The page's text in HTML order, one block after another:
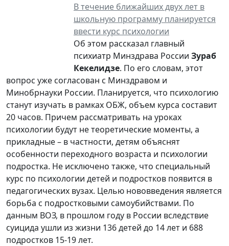
В течение ближайших двух лет в
школьную программу планируется
ввести курс психологии
Об этом рассказал главный
психиатр Минздрава России Зураб
Кекелидзе. По его словам, этот
вопрос уже согласован с Минздравом и
Минобрнауки России. Планируется, что психологию
станут изучать в рамках ОБЖ, объем курса составит
20 часов. Причем рассматривать на уроках
психологии будут не теоретические моменты, а
прикладные – в частности, детям объяснят
особенности переходного возраста и психологии
подростка. Не исключено также, что специальный
курс по психологии детей и подростков появится в
педагогических вузах. Целью нововведения является
борьба с подростковыми самоубийствами. По
данным ВОЗ, в прошлом году в России вследствие
суицида ушли из жизни 136 детей до 14 лет и 688
подростков 15-19 лет.